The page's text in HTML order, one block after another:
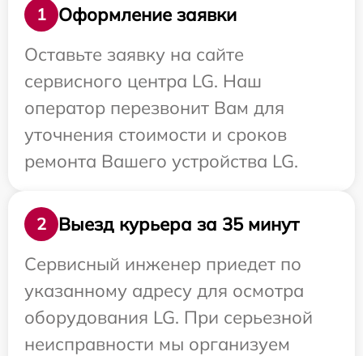
1
Оформление заявки
Оставьте заявку на сайте
сервисного центра LG. Наш
оператор перезвонит Вам для
уточнения стоимости и сроков
ремонта Вашего устройства LG.
2
Выезд курьера за 35 минут
Сервисный инженер приедет по
указанному адресу для осмотра
оборудования LG. При серьезной
неисправности мы организуем